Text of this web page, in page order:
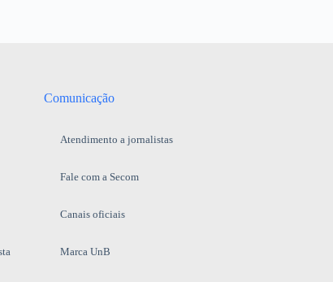
Comunicação
Atendimento a jornalistas
Fale com a Secom
Canais oficiais
Marca UnB